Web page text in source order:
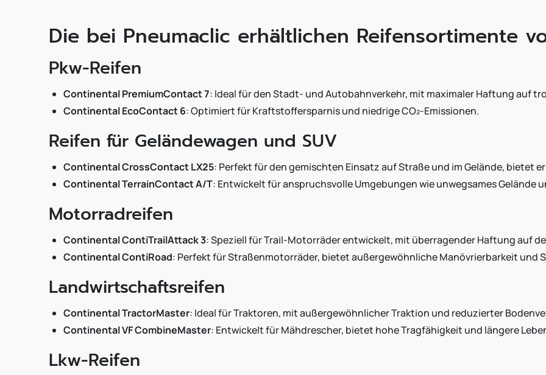
Die bei Pneumaclic erhältlichen Reifensortimente
Pkw-Reifen
Continental PremiumContact 7: Ideal für den Stadt- und Autobahnverkehr, mit maximaler Haftung auf
Continental EcoContact 6: Optimiert für Kraftstoffersparnis und niedrige CO₂-Emissionen.
Reifen für Geländewagen und SUV
Continental CrossContact LX25: Perfekt für den gemischten Einsatz auf Straße und im Gelände, bietet
Continental TerrainContact A/T: Entwickelt für anspruchsvolle Umgebungen wie unwegsames Gelände
Motorradreifen
Continental ContiTrailAttack 3: Speziell für Trail-Motorräder entwickelt, mit überragender Haftung auf
Continental ContiRoad: Perfekt für Straßenmotorräder, bietet außergewöhnliche Manövrierbarkeit und
Landwirtschaftsreifen
Continental TractorMaster: Ideal für Traktoren, mit außergewöhnlicher Traktion und reduzierter
Continental VF CombineMaster: Entwickelt für Mähdrescher, bietet hohe Tragfähigkeit und längere
Lkw-Reifen